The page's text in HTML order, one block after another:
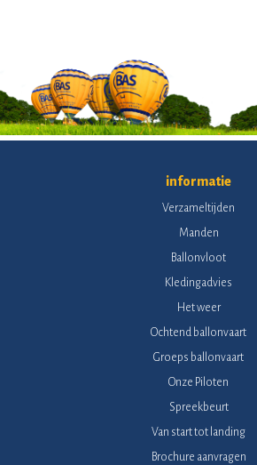
informatie
Verzameltijden
Manden
Ballonvloot
Kledingadvies
Het weer
Ochtend ballonvaart
Groeps ballonvaart
Onze Piloten
Spreekbeurt
Van start tot landing
Brochure aanvragen